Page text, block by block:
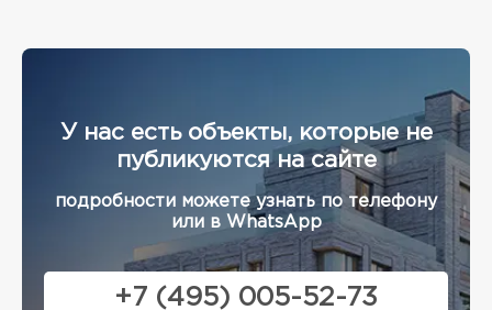
У нас есть объекты, которые не
публикуются на сайте
подробности можете узнать по телефону
или в WhatsApp
+7 (495) 005-52-73